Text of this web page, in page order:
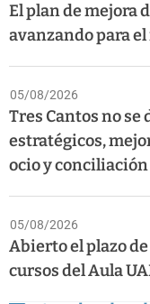
El plan de mejora
avanzando para
05/08/2026
Tres Cantos no
estratégicos,
ocio y
05/08/2026
Abierto el plazo
cursos del Aula